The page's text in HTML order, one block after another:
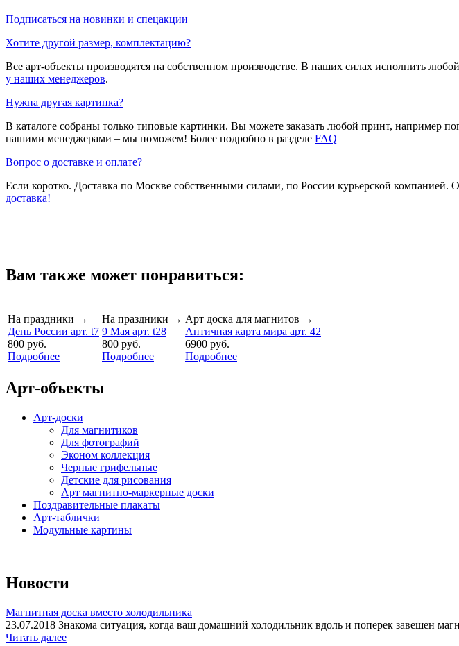
Подписаться на новинки и спецакции
Хотите другой размер, комплектацию?
Все арт-объекты производятся на собственном производстве. В наших силах исполнить
у наших менеджеров.
Нужна другая картинка?
В каталоге собраны только типовые картинки. Вы можете заказать любой принт, например
нашими менеджерами – мы поможем! Более подробно в разделе FAQ
Вопрос о доставке и оплате?
Если коротко. Доставка по Москве собственными силами, по России курьерской
доставка!
Вам также может понравиться:
На праздники →
День России арт. t7
800 руб.
Подробнее
На праздники →
9 Мая арт. t28
800 руб.
Подробнее
Арт доска для магнитов →
Античная карта мира арт. 42
6900 руб.
Подробнее
Арт-объекты
Арт-доски
Для магнитиков
Для фотографий
Эконом коллекция
Черные грифельные
Детские для рисования
Арт магнитно-маркерные доски
Поздравительные плакаты
Арт-таблички
Модульные картины
Новости
Магнитная доска вместо холодильника
23.07.2018 Знакома ситуация, когда ваш домашний холодильник вдоль и поперек завешен
Читать далее